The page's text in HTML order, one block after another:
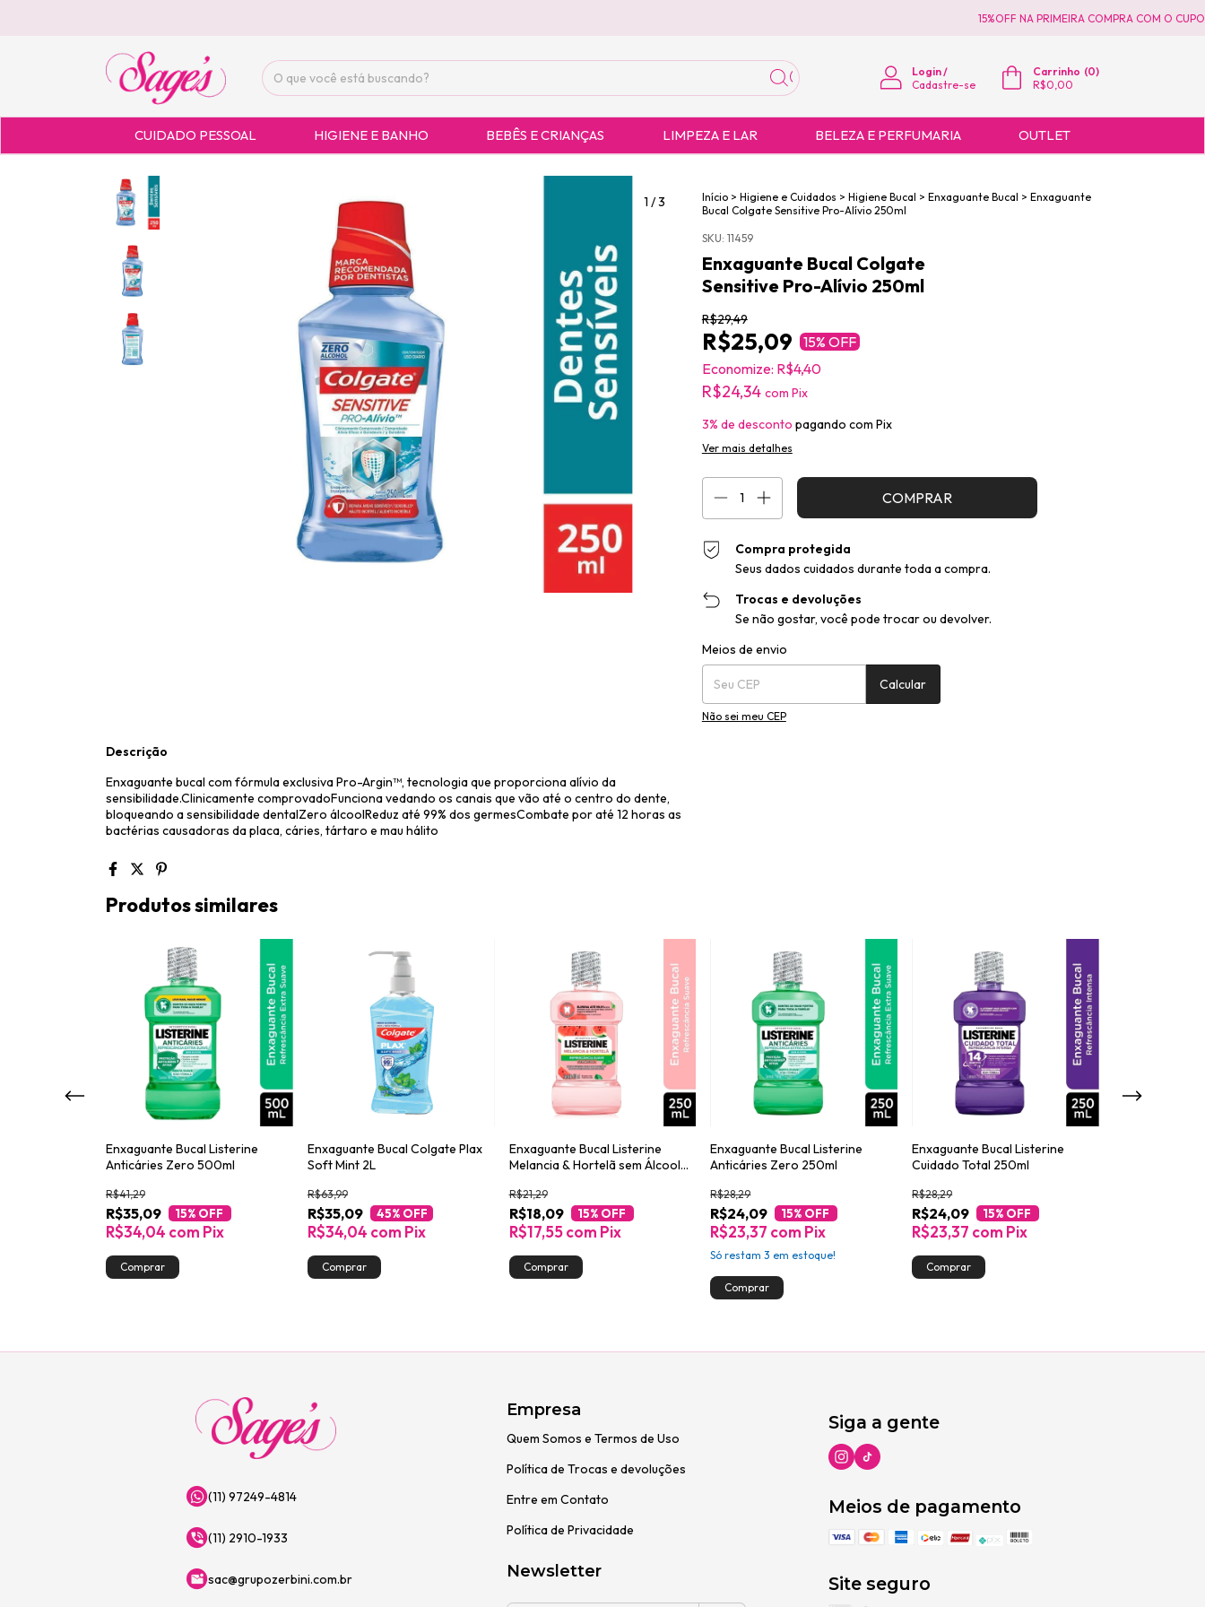
15%OFF NA PRIMEIRA COMPRA COM O CUPOM
Login /
Cadastre-se
Carrinho (0)
R$0,00
CUIDADO PESSOAL HIGIENE E BANHO BEBÊS E CRIANÇAS LIMPEZA E LAR BELEZA E PERFUMARIA OUTLET
1 /3 Início > Higiene e Cuidados > Higiene Bucal > Enxaguante Bucal > Enxaguante
Bucal Colgate Sensitive Pro-Alívio 250ml
SKU: 11459
Enxaguante Bucal Colgate
Sensitive Pro-Alívio 250ml
R$29,49
R$25,09 15% OFF
Economize: R$4,40
R$24,34 com Pix
3% de desconto pagando com Pix
Ver mais detalhes
Compra protegida
Seus dados cuidados durante toda a compra.
Trocas e devoluções
Se não gostar, você pode trocar ou devolver.
Entregas para o CEP:
Meios de envio
Calcular
Não sei meu CEP
Descrição
Enxaguante bucal com fórmula exclusiva Pro-Argin™, tecnologia que proporciona alívio da
sensibilidade.Clinicamente comprovadoFunciona vedando os canais que vão até o centro do dente,
bloqueando a sensibilidade dentalZero álcoolReduz até 99% dos germesCombate por até 12 horas as
bactérias causadoras da placa, cáries, tártaro e mau hálito
Produtos similares
Enxaguante Bucal Listerine
Anticáries Zero 500ml
R$35,09
R$41,29
15% OFF
R$34,04 com Pix
Enxaguante Bucal Colgate Plax
Soft Mint 2L
R$35,09
R$63,99
45% OFF
R$34,04 com Pix
Enxaguante Bucal Listerine
Melancia & Hortelã sem Álcool
R$18,09
R$21,29
15% OFF
R$17,55com Pix
Enxaguante Bucal Listerine
Anticáries Zero 250ml
R$24,09
R$28,29
15% OFF
R$23,37 com Pix
Só restam3 em estoque!
Enxaguante Bucal Listerine
Cuidado Total 250ml
R$24,09
R$28,29
15% OFF
R$23,37 com Pix
(11) 97249-4814
(11) 2910-1933
sac@grupozerbini.com.br
Empresa
Quem Somos e Termos de Uso
Política de Trocas e devoluções
Entre em Contato
Política de Privacidade
Newsletter
Siga a gente
Meios de pagamento
Site seguro